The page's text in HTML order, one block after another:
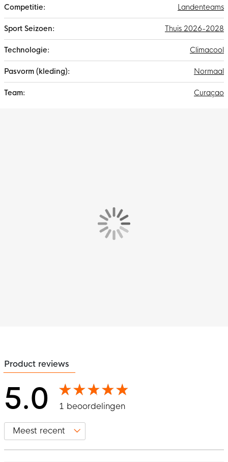
Landenteams
Thuis 2026-2028
Climacool
Normaal
Curaçao
Product reviews
5.0 1 beoordelingen